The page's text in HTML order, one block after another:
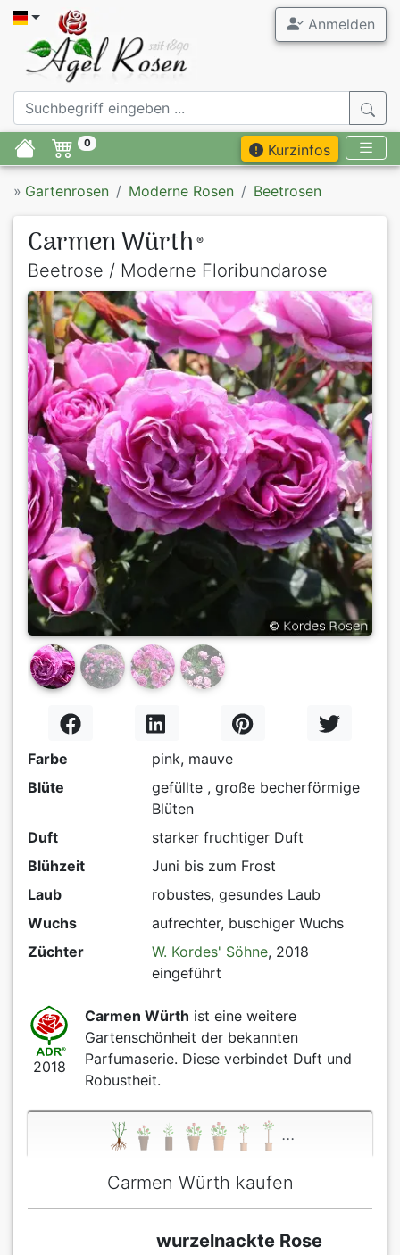
Anmelden
0 Kurzinfos
» Gartenrosen Moderne Rosen Beetrosen
Carmen Würth ®
Beetrose / Moderne Floribundarose
Previous Next
Farbe
pink, mauve
Blüte
gefüllte , große becherförmige
Blüten
Duft
starker fruchtiger Duft
Blühzeit
Juni bis zum Frost
Laub
robustes, gesundes Laub
Wuchs
aufrechter, buschiger Wuchs
Züchter
W. Kordes' Söhne, 2018
eingeführt
2018
Carmen Würth ist eine weitere
Gartenschönheit der bekannten
Parfumaserie. Diese verbindet Duft und
Robustheit.
...
Carmen Würth kaufen
wurzelnackte Rose